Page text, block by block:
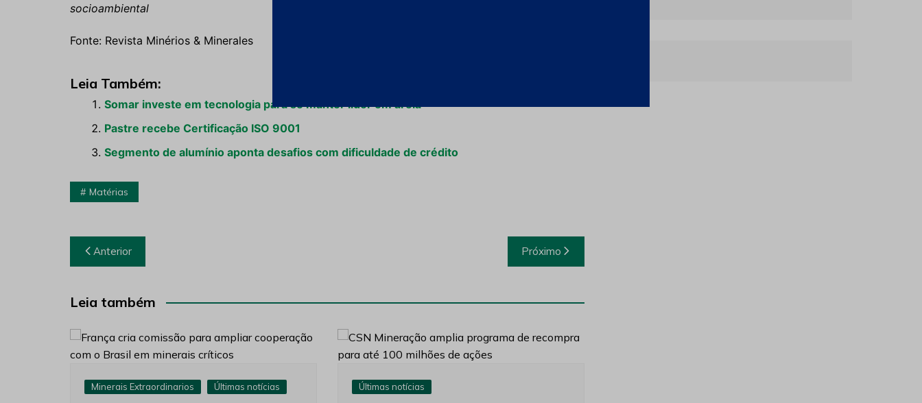
socioambiental
Fonte: Revista Minérios & Minerales
Leia Também:
Somar investe em tecnologia para se manter líder em areia
Pastre recebe Certificação ISO 9001
Segmento de alumínio aponta desafios com dificuldade de crédito
Matérias
Navegação
de
Post
Anterior Próximo
Leia também
Minerais Extraordinarios Últimas notícias Últimas notícias